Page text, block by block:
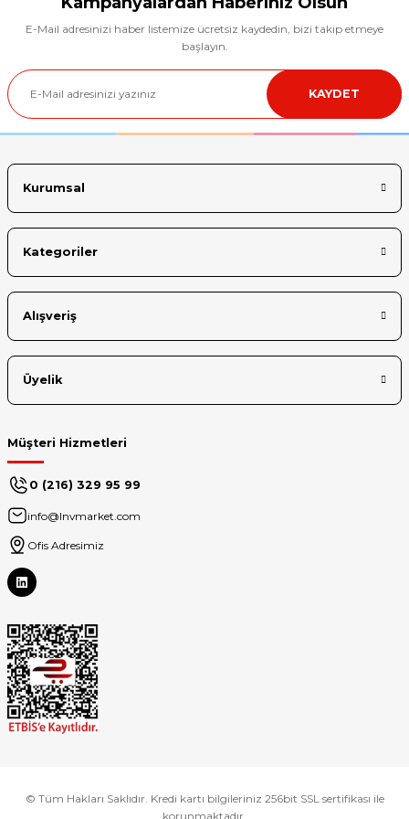
Ürün resmi kalitesiz, bozuk veya görüntülenemiyor.
Ürün açıklamasında eksik bilgiler bulunuyor.
Ürün bilgilerinde hatalar bulunuyor.
E-Mail adresinizi haber listemize ücretsiz kaydedin, bizi takip etmeye
başlayın.
KAYDET
Kurumsal
Kategoriler
Alışveriş
Üyelik
Müşteri Hizmetleri
0 (216) 329 95 99
info@lnvmarket.com
Ofis Adresimiz
© Tüm Hakları Saklıdır. Kredi kartı bilgileriniz 256bit SSL sertifikası ile
korunmaktadır.